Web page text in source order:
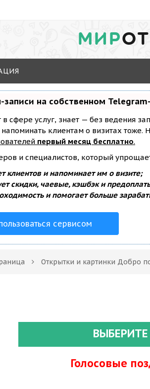
МИР
записи на собственном
в сфере услуг, знает — без ведения
напоминать клиентам о визитах
первый месяц бесплатно.
и специалистов, который
клиентов и напоминает им о визите;
скидки, чаевые, кэшбэк и
и помогает больше
сервисом
Открытки и картинки Добро
Голосовые